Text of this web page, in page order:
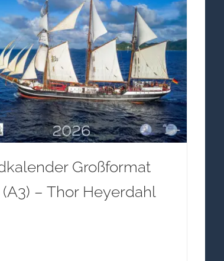
Großformat
– Thor Heyerdahl